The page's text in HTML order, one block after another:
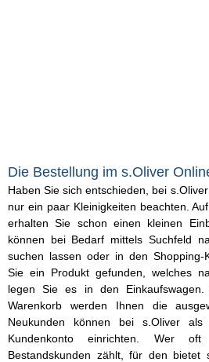
Die Bestellung im s.Oliver
Haben Sie sich entschieden, bei
nur ein paar Kleinigkeiten beachten.
erhalten Sie schon einen kleinen
können bei Bedarf mittels Suchfeld
suchen lassen oder in den Shopping-
Sie ein Produkt gefunden, welches
legen Sie es in den
Warenkorb werden Ihnen die
Neukunden können bei s.Oliver
Kundenkonto einrichten. Wer
Bestandskunden zählt, für den bietet